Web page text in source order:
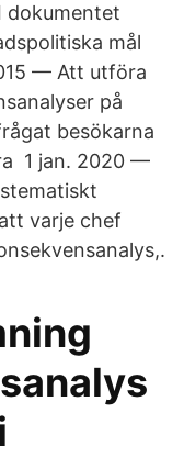
dokumentet
mål
— Att utföra
på
besökarna
1 jan. 2020 —
varje chef